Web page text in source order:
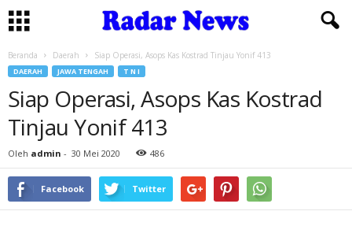
Beranda Daerah Siap Operasi, Asops Kas Kostrad Tinjau Yonif 413
DAERAH JAWA TENGAH T N I
Siap Operasi, Asops Kas Kostrad
Tinjau Yonif 413
Oleh admin - 30 Mei 2020 486
Facebook Twitter